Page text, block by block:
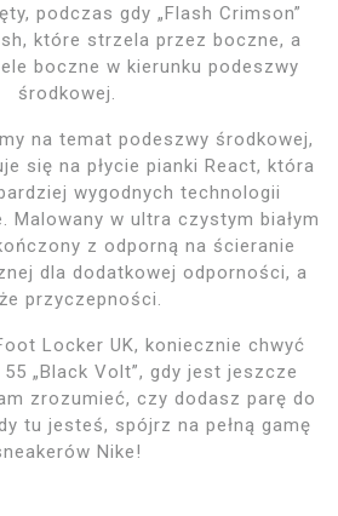
podczas gdy „Flash Crimson”
które strzela przez boczne, a
boczne w kierunku podeszwy
środkowej.
na temat podeszwy środkowej,
się na płycie pianki React, która
wygodnych technologii
Malowany w ultra czystym białym
z odporną na ścieranie
dla dodatkowej odporności, a
przyczepności.
Locker UK, koniecznie chwyć
„Black Volt”, gdy jest jeszcze
zrozumieć, czy dodasz parę do
tu jesteś, spójrz na pełną gamę
Nike!